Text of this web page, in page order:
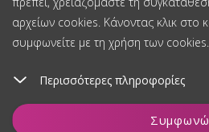
αρχείων cookies. Κάνοντας κλικ στο
συμφωνείτε με τη χρήση των cookies.
Περισσότερες πληροφορίες
Συμφωνώ
Προσθήκη στο
πρώτη σας
Εγγραφείτε και
Συγκατάθεση για την